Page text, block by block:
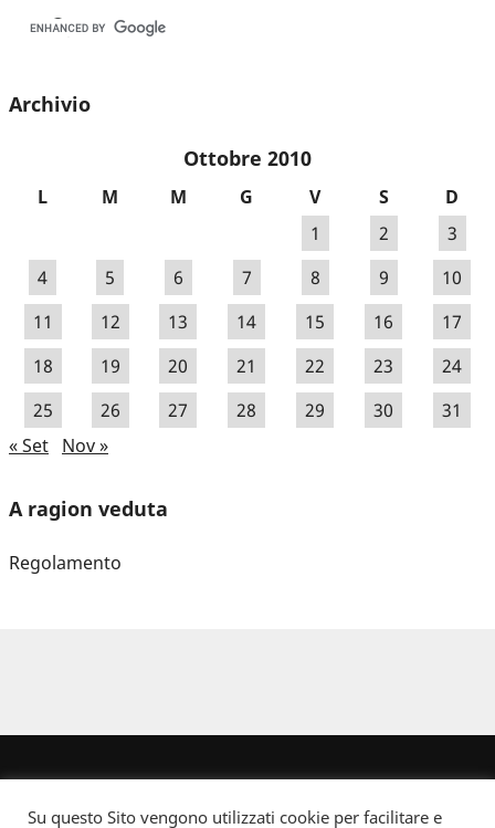
Archivio
Ottobre 2010
L M M G V S
D
1
2
3
4
5 6 7 8 9
10
11
12 13 14 15 16
17
18
19 20 21 22 23
24
25
26 27 28 29 30
31
« Set Nov »
A ragion veduta
Regolamento
Su questo Sito vengono utilizzati cookie per facilitare e